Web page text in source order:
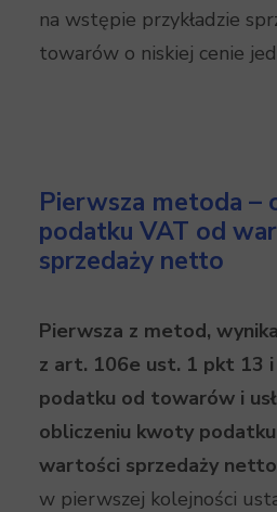
na wstępie przykładzie
towarów o niskiej cenie
Pierwsza metoda –
podatku VAT od
sprzedaży netto
Pierwsza z metod,
z art. 106e ust. 1 pkt 13
podatku od towarów i
obliczeniu kwoty podatku
wartości sprzedaży
w pierwszej kolejności